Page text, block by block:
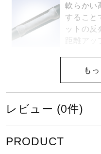
ジュニア／キッ
メディカル
コラボ／ライセ
セール
軟らかい
すること
ットの反
距離アッ
ミドル
き）バッ
定。
サイズ
レビュー (0件)
PRODUCT